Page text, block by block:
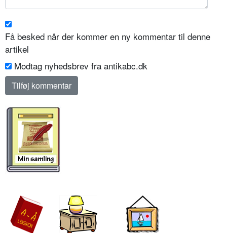
Få besked når der kommer en ny kommentar til denne
artikel
Modtag nyhedsbrev fra antikabc.dk